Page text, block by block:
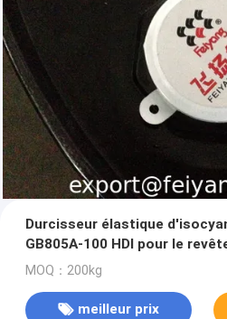
Durcisseur élastique
GB805A-100 HDI pour le
plancher de Polyaspartic
MOQ：200kg
meilleur prix